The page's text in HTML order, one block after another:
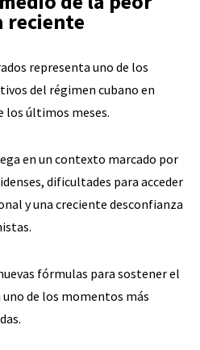
reciente
representa uno de los
del régimen cubano en
los últimos meses.
en un contexto marcado por
dificultades para acceder
y una creciente desconfianza
fórmulas para sostener el
de los momentos más